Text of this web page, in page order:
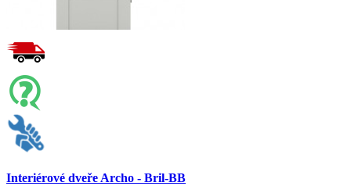
Interiérové dveře Archo - Bril-BB